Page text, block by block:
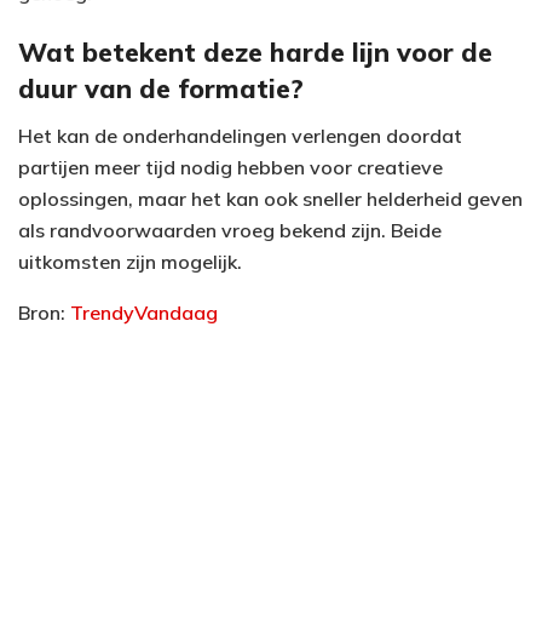
Wat betekent deze harde lijn voor de
duur van de formatie?
Het kan de onderhandelingen verlengen doordat
partijen meer tijd nodig hebben voor creatieve
oplossingen, maar het kan ook sneller helderheid geven
als randvoorwaarden vroeg bekend zijn. Beide
uitkomsten zijn mogelijk.
Bron: TrendyVandaag